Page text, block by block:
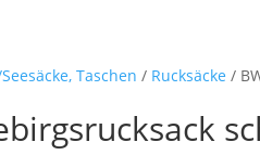
Taschen / Rucksäcke /